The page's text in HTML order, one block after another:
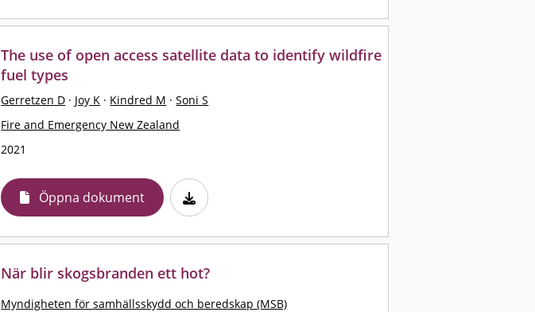
The use of open access satellite data to identify wildfire
fuel types
Gerretzen D · Joy K · Kindred M · Soni S
Fire and Emergency New Zealand
2021
Öppna dokument
När blir skogsbranden ett hot?
Myndigheten för samhällsskydd och beredskap (MSB)